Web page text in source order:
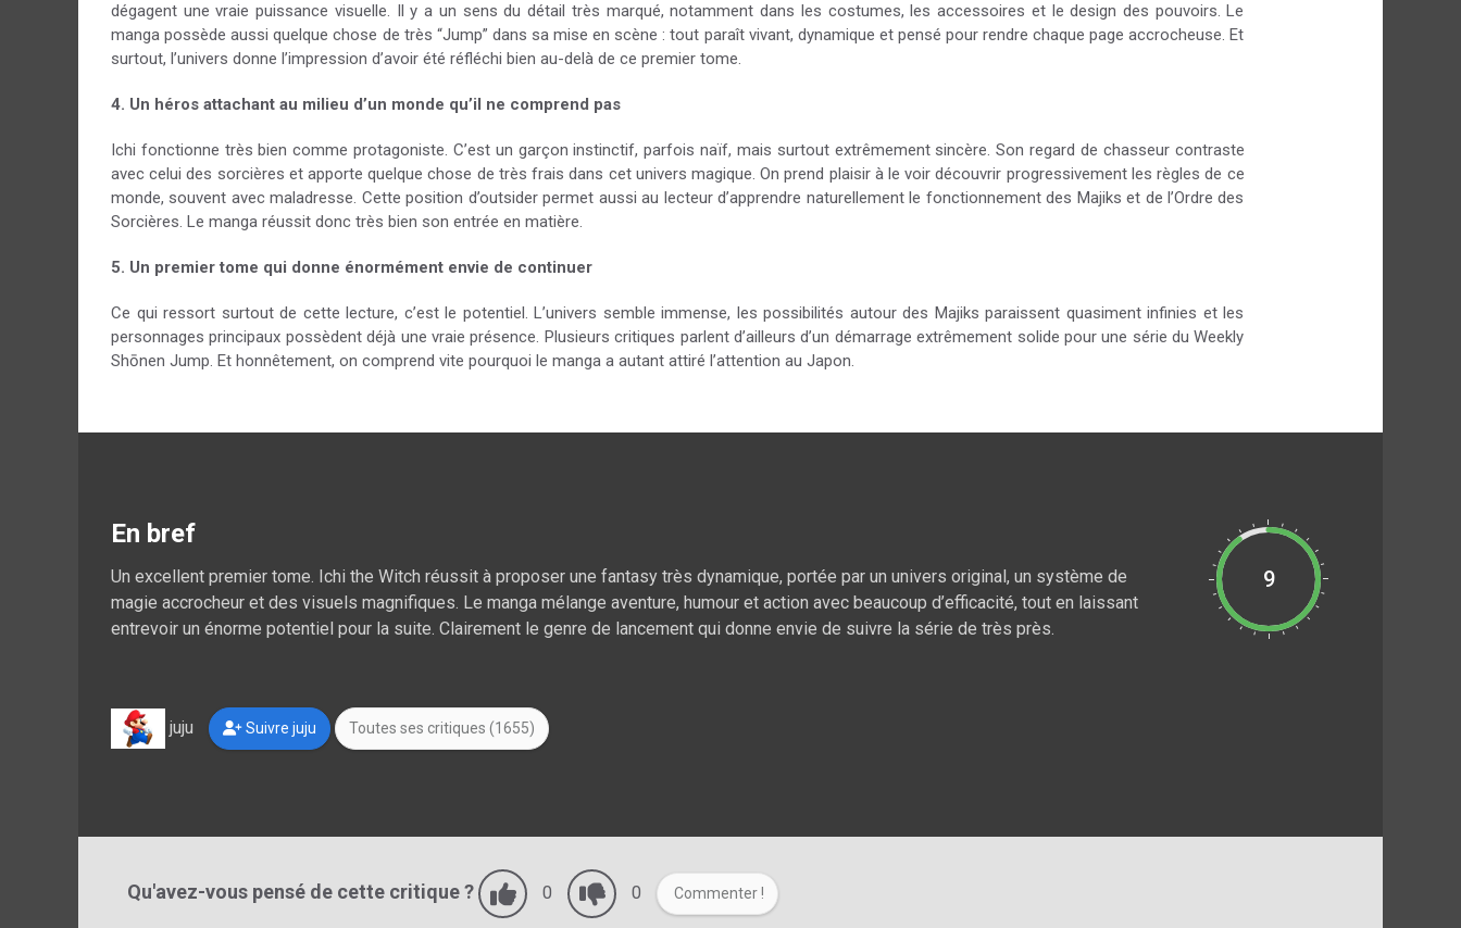
dégagent une vraie puissance visuelle. Il y a un sens du détail très marqué, notamment dans les costumes, les accessoires et le design des pouvoirs. Le
manga possède aussi quelque chose de très “Jump” dans sa mise en scène : tout paraît vivant, dynamique et pensé pour rendre chaque page accrocheuse. Et
surtout, l’univers donne l’impression d’avoir été réfléchi bien au-delà de ce premier tome.
4. Un héros attachant au milieu d’un monde qu’il ne comprend pas
Ichi fonctionne très bien comme protagoniste. C’est un garçon instinctif, parfois naïf, mais surtout extrêmement sincère. Son regard de chasseur contraste
avec celui des sorcières et apporte quelque chose de très frais dans cet univers magique. On prend plaisir à le voir découvrir progressivement les règles de ce
monde, souvent avec maladresse. Cette position d’outsider permet aussi au lecteur d’apprendre naturellement le fonctionnement des Majiks et de l’Ordre des
Sorcières. Le manga réussit donc très bien son entrée en matière.
5. Un premier tome qui donne énormément envie de continuer
Ce qui ressort surtout de cette lecture, c’est le potentiel. L’univers semble immense, les possibilités autour des Majiks paraissent quasiment infinies et les
personnages principaux possèdent déjà une vraie présence. Plusieurs critiques parlent d’ailleurs d’un démarrage extrêmement solide pour une série du Weekly
Shōnen Jump. Et honnêtement, on comprend vite pourquoi le manga a autant attiré l’attention au Japon.
En bref
Un excellent premier tome. Ichi the Witch réussit à proposer une fantasy très dynamique, portée par un univers original, un système de
magie accrocheur et des visuels magnifiques. Le manga mélange aventure, humour et action avec beaucoup d’efficacité, tout en laissant
entrevoir un énorme potentiel pour la suite. Clairement le genre de lancement qui donne envie de suivre la série de très près.
9
juju Suivre juju Toutes ses critiques (1655)
Qu'avez-vous pensé de cette critique ? 0 0 Commenter !